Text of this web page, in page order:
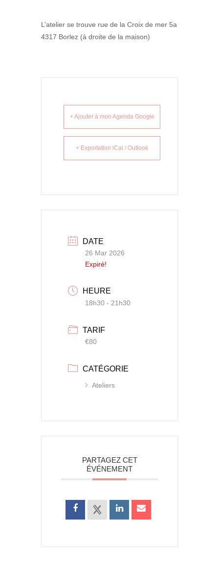
L’atelier se trouve rue de la Croix de mer 5a
4317 Borlez (à droite de la maison)
+ Ajouter à mon Agenda Google
+ Exportation iCal / Outlook
DATE
26 Mar 2026
Expiré!
HEURE
18h30 - 21h30
TARIF
€80
CATÉGORIE
Ateliers
PARTAGEZ CET
ÉVÉNEMENT